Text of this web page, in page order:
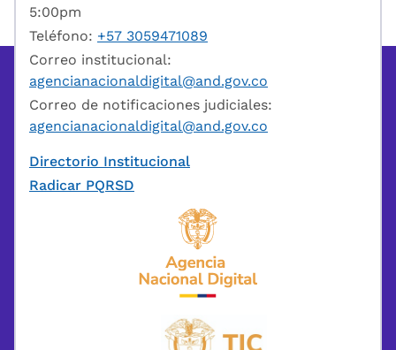
5:00pm
Teléfono: +57 3059471089
Correo institucional:
agencianacionaldigital@and.gov.co
Correo de notificaciones judiciales:
agencianacionaldigital@and.gov.co
Directorio Institucional
Radicar PQRSD